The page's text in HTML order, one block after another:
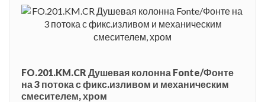
FO.201.KM.CR Душевая колонна Fonte/Фонте
на 3 потока с фикс.изливом и механическим
смесителем, хром